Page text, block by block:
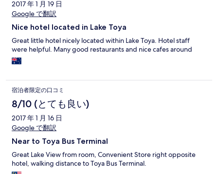
2017 年 1 月 19 日
Google で翻訳
Nice hotel located in Lake Toya
Great little hotel nicely located within Lake Toya. Hotel staff
were helpful. Many good restaurants and nice cafes around
宿泊者限定の口コミ
8/10 (とても良い)
2017 年 1 月 16 日
Google で翻訳
Near to Toya Bus Terminal
Great Lake View from room, Convenient Store right opposite
hotel, walking distance to Toya Bus Terminal.